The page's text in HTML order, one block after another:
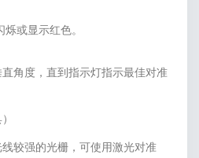
或显示红色。
角度，直到指示灯指示最佳对准
较强的光栅，可使用激光对准